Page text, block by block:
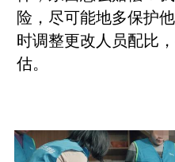
险，尽可能地多保护
时调整更改人员配比
估。